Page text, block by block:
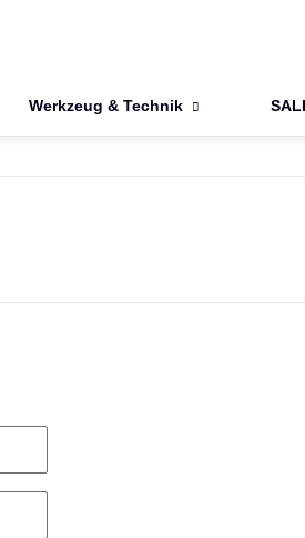
Werkzeug & Technik